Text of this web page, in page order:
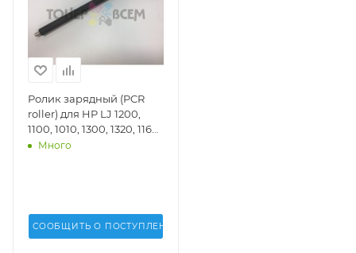
Ролик зарядный (PCR
roller) для HP LJ 1200,
1100, 1010, 1300, 1320, 1160,
1020, P2015, P2035, P2055
Много
СООБЩИТЬ О ПОСТУПЛЕНИИ